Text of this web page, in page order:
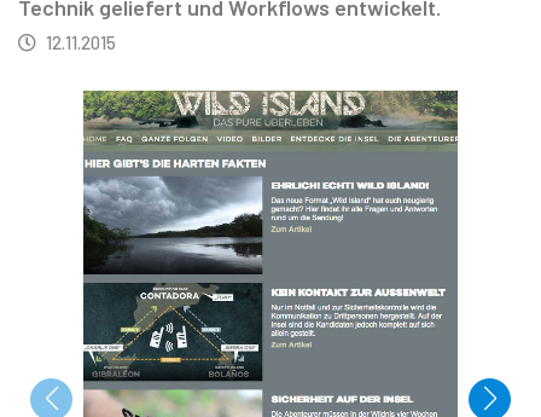
Technik geliefert und Workflows entwickelt.
12.11.2015